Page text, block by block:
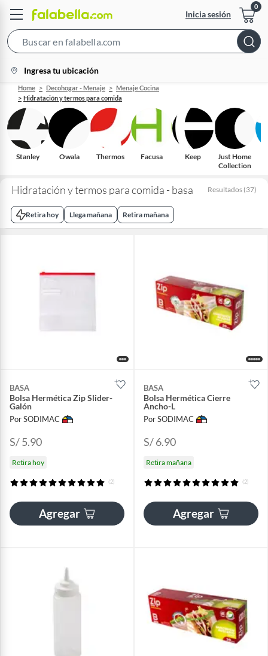
Inicia sesión
Bar
location-
icon
Ingresa tu ubicación
Home Decohogar - Menaje
Menaje Cocina
Hidratación y termos para comida
Stanley Owala Thermos Facusa Keep
Just Home
Collection
Hidratación y termos para comida - basa Resultados (37)
Retira hoy Llega mañana Retira mañana
BASA
Bolsa Hermética Zip Slider-
Galón
Por SODIMAC
S/ 5.90
Retira hoy
(2)
Agregar
BASA
Bolsa Hermética Cierre
Ancho-L
Por SODIMAC
S/ 6.90
Retira mañana
(2)
Agregar